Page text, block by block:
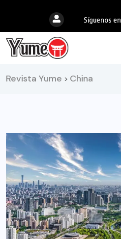
Síguenos en
Revista Yume > China